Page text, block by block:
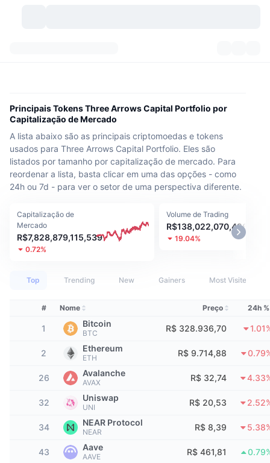
Instantâneos Históricos
Desbloqueios de Tokens
Rendimentos
Ativos do Mundo Real
Classificações
Em alta
Adicionado Recentemente
Ganhadores e Perdedores
Mais Visitados
Sentimento da comunidade
Visão Geral do Mercado
Mercado Spot
Nº de criptomoedas
Tesouros de Bitcoin
Tesouros de BNB
Entradas/Saídas de Exchanges
Indicadores
Índice Altcoin Season
Indicadores de Ciclo de Mercado
Dominância do Bitcoin
Índice CoinMarketCap 20
Sinais
Tendências
Novo
Ganhadores
Explorador de Memes
Corretoras
Bolsas centralizadas
Spot
Derivativos
Corretoras descentralizadas
Spot
Derivativos
Comunidade
Notícias
Tópicos
Lives
Sentimento
API
API
API de Cripto
API de DEX
Corporativo
Preços
Documentação
Perguntas Frequentes
Produtos
Produtos
Conversor
Newsletter
CMC Launch
CMC Labs
Principais Notícias
Bot do Telegram
Principais Tokens Three Arrows Capital Portfolio por
Capitalização de Mercado
A lista abaixo são as principais criptomoedas e tokens
usados para Three Arrows Capital Portfolio. Eles são
listados por tamanho por capitalização de mercado. Para
reordenar a lista, basta clicar em uma das opções - como
24h ou 7d - para ver o setor de uma perspectiva diferente.
Capitalização de
Mercado
R$7,828,879,115,539
0.72%
Volume de Trading
R$138,022,070,426
19.04%
Top Trending New Gainers Most Visited
# Nome Preço 24h %
1 Bitcoin
BTC R$ 328.936,70
2 Ethereum
ETH R$ 9.714,88
26 Avalanche
AVAX R$ 32,74
32 Uniswap
UNI R$ 20,53
34 NEAR Protocol
NEAR R$ 8,39
43 Aave
AAVE R$ 461,81